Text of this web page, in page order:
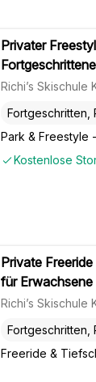
Privater
Richi’s Skischule
Park & Freestyle
Fortgeschritten,
Kostenlose
Private
für Erwachsene
Richi’s Skischule
Freeride &
Fortgeschritten,